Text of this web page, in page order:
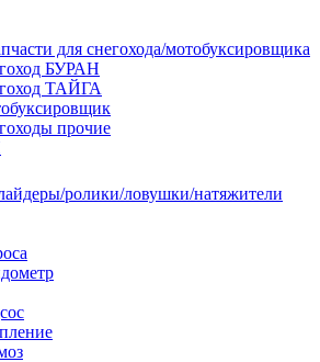
для снегохода/мотобуксировщика
БУРАН
ТАЙГА
прочие
ролики/ловушки/натяжители